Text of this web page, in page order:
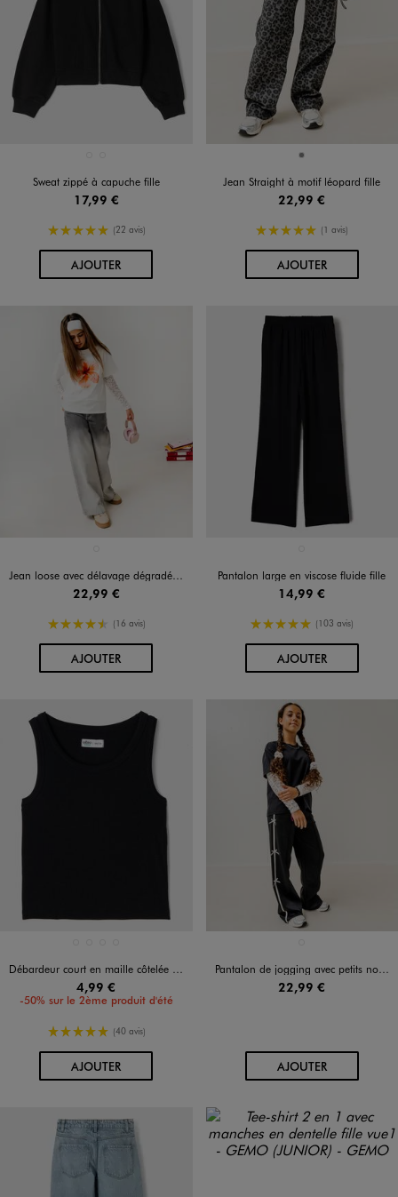
Sweat zippé à capuche fille
17,99 €
5/5 de moyenne
(22 avis)
AJOUTERAU PANIER
Disponible en 1 coloris
GRIS
Jean Straight à motif léopard fille
22,99 €
5/5 de moyenne
(1 avis)
AJOUTERAU PANIER
Jean loose avec délavage dégradé fille
22,99 €
4.5/5 de moyenne
(16 avis)
AJOUTERAU PANIER
Pantalon large en viscose fluide fille
14,99 €
5/5 de moyenne
(103 avis)
AJOUTERAU PANIER
Débardeur court en maille côtelée fille
4,99 €
-50% sur le 2ème produit d'été
5/5 de moyenne
(40 avis)
AJOUTERAU PANIER
Pantalon de jogging avec petits noeuds sur le côté fille
22,99 €
AJOUTERAU PANIER